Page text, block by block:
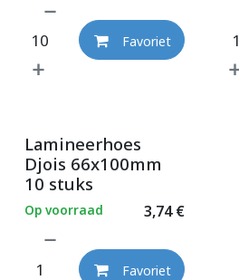
Favoriet
Lamineerhoes
Djois 66x100mm
10 stuks
3,74€
Op voorraad
Favoriet